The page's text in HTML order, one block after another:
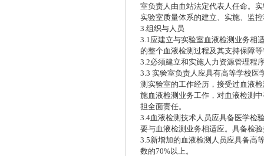
室负责人由血站法定代表人任命。
实验室质量体系的建立、实施、监
3.组织与人员
3.1应建立与实验室血液检测业务相
的整个血液检测过程及其支持保障
3.2必须建立和实施人力资源管理程
3.3 实验室负责人应具有高等学校
测实验室的工作经历，接受过血液
施血液检测业务工作，对血液检测
担全面责任。
3.4血液检测技术人员应具备医学检
要与血液检测业务相适应。具备检
3.5新增加的血液检测人员应具备高
数的70%以上。